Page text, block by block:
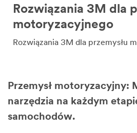
Rozwiązania 3M dla
motoryzacyjnego
Rozwiązania 3M dla przemysłu
Przemysł motoryzacyjny:
narzędzia na każdym
samochodów.